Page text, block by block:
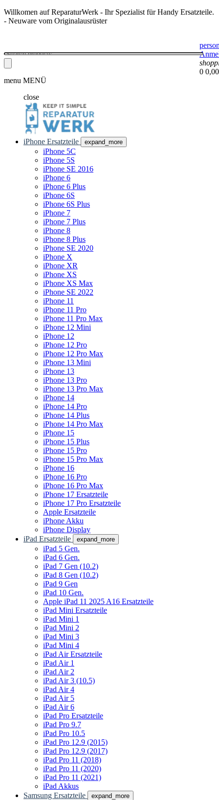
Willkomen auf ReparaturWerk - Ihr Spezialist für Handy Ersatzteile.
- Neuware vom Originalausrüster
0
menu MENÜ
close
iPhone Ersatzteile expand_more
iPhone 5C
iPhone 5S
iPhone SE 2016
iPhone 6
iPhone 6 Plus
iPhone 6S
iPhone 6S Plus
iPhone 7
iPhone 7 Plus
iPhone 8
iPhone 8 Plus
iPhone SE 2020
iPhone X
iPhone XR
iPhone XS
iPhone XS Max
iPhone SE 2022
iPhone 11
iPhone 11 Pro
iPhone 11 Pro Max
iPhone 12 Mini
iPhone 12
iPhone 12 Pro
iPhone 12 Pro Max
iPhone 13 Mini
iPhone 13
iPhone 13 Pro
iPhone 13 Pro Max
iPhone 14
iPhone 14 Pro
iPhone 14 Plus
iPhone 14 Pro Max
iPhone 15
iPhone 15 Plus
iPhone 15 Pro
iPhone 15 Pro Max
iPhone 16
iPhone 16 Pro
iPhone 16 Pro Max
iPhone 17 Ersatzteile
iPhone 17 Pro Ersatzteile
Apple Ersatzteile
iPhone Akku
iPhone Display
iPad Ersatzteile
expand_more
iPad 5 Gen.
iPad 6 Gen.
iPad 7 Gen (10.2)
iPad 8 Gen (10.2)
iPad 9 Gen
iPad 10 Gen.
Apple iPad 11 2025 A16 Ersatzteile
iPad Mini Ersatzteile
iPad Mini 1
iPad Mini 2
iPad Mini 3
iPad Mini 4
iPad Air Ersatzteile
iPad Air 1
iPad Air 2
iPad Air 3 (10.5)
iPad Air 4
iPad Air 5
iPad Air 6
iPad Pro Ersatzteile
iPad Pro 9.7
iPad Pro 10.5
iPad Pro 12.9 (2015)
iPad Pro 12.9 (2017)
iPad Pro 11 (2018)
iPad Pro 11 (2020)
iPad Pro 11 (2021)
iPad Akkus
Samsung Ersatzteile
expand_more